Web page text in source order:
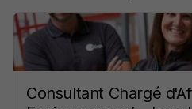
Consultant Chargé